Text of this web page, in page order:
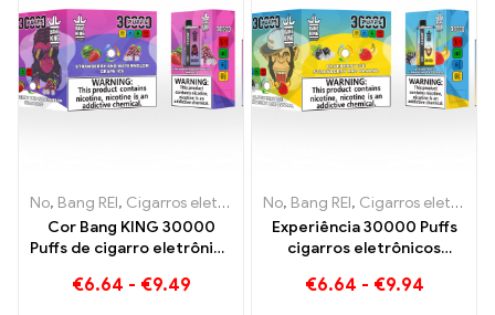
No, Bang REI, Cigarros eletrônicos descartáveis ​​Lituânia ,Cigarros
Cor Bang KING 30000
Puffs de cigarro eletrônico
perfeita de doce melancia
€6.64 - €9.49
No, Bang REI, Cigarros eletrônicos descartáveis ​​Lituânia
Experiência 30000 Puffs
cigarros eletrônicos
Blueberry Ice encontra
€6.64 - €9.94